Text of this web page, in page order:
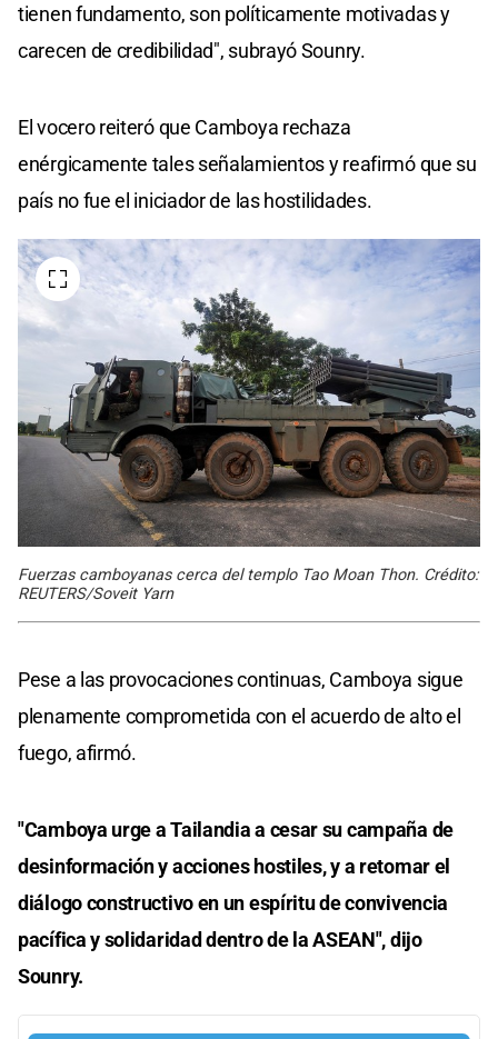
tienen fundamento, son políticamente motivadas y
carecen de credibilidad", subrayó Sounry.
El vocero reiteró que Camboya rechaza
enérgicamente tales señalamientos y reafirmó que su
país no fue el iniciador de las hostilidades.
Fuerzas camboyanas cerca del templo Tao Moan Thon. Crédito:
REUTERS/Soveit Yarn
Pese a las provocaciones continuas, Camboya sigue
plenamente comprometida con el acuerdo de alto el
fuego, afirmó.
"Camboya urge a Tailandia a cesar su campaña de
desinformación y acciones hostiles, y a retomar el
diálogo constructivo en un espíritu de convivencia
pacífica y solidaridad dentro de la ASEAN", dijo
Sounry.